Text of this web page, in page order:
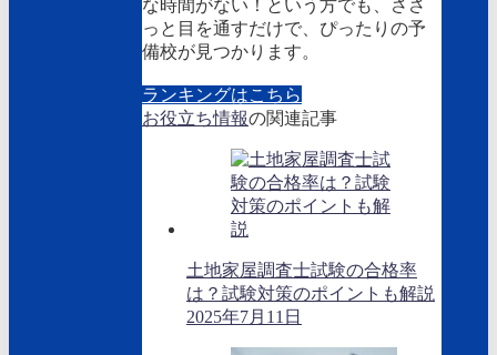
な時間がない！という方でも、ささ
っと目を通すだけで、ぴったりの予
備校が見つかります。
ランキングはこちら
お役立ち情報の関連記事
土地家屋調査士試験の合格率
は？試験対策のポイントも解説
2025年7月11日